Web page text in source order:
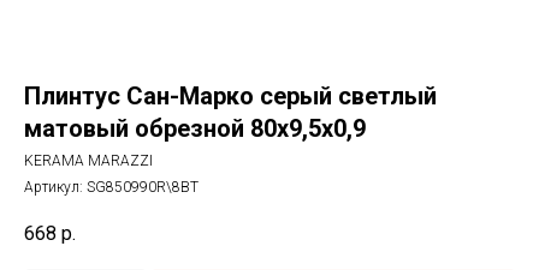
Плинтус Сан-Марко серый светлый
матовый обрезной 80x9,5x0,9
KERAMA MARAZZI
Артикул: SG850990R\8BT
668 р.